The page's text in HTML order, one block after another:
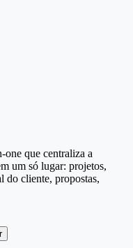
que centraliza a
um só lugar: projetos,
do cliente, propostas,